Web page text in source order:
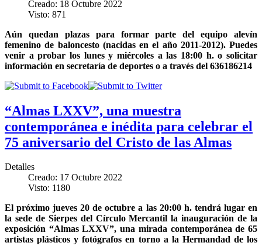
Creado: 18 Octubre 2022
Visto: 871
Aún quedan plazas para formar parte del equipo alevín
femenino de baloncesto (nacidas en el año 2011-2012). Puedes
venir a probar los lunes y miércoles a las 18:00 h. o solicitar
información en secretaría de deportes o a través del 636186214
“Almas LXXV”, una muestra
contemporánea e inédita para celebrar el
75 aniversario del Cristo de las Almas
Detalles
Creado: 17 Octubre 2022
Visto: 1180
El próximo jueves 20 de octubre a las 20:00 h. tendrá lugar en
la sede de Sierpes del Círculo Mercantil la inauguración de la
exposición “Almas LXXV”, una mirada contemporánea de 65
artistas plásticos y fotógrafos en torno a la Hermandad de los